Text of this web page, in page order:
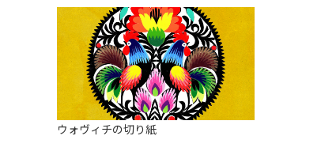
すべて見る
バスケット
装飾用タイル・プレート
ミニチュア
天使さま
ウォヴィチの切り紙